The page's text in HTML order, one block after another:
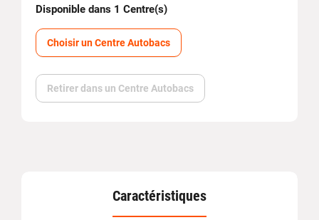
Disponible dans 1 Centre(s)
Choisir un Centre Autobacs
Retirer dans un Centre Autobacs
Caractéristiques